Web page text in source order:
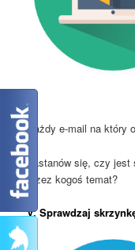
Każdy e-mail na który
Zastanów się, czy jest
przez kogoś temat?
V. Sprawdzaj